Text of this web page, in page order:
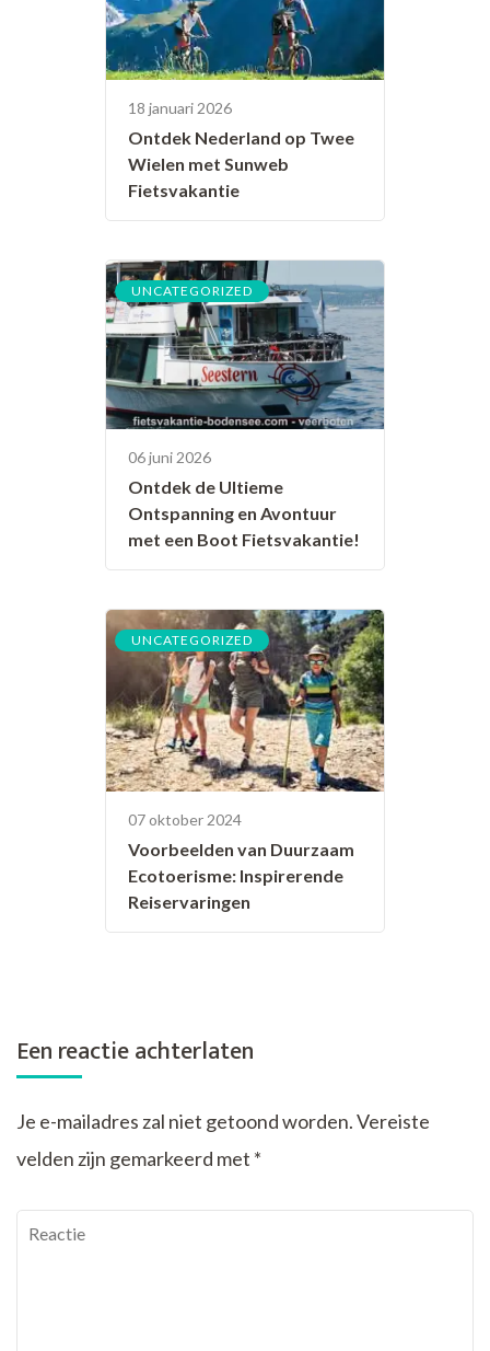
18 januari 2026
Ontdek Nederland op Twee
Wielen met Sunweb
Fietsvakantie
UNCATEGORIZED
06 juni 2026
Ontdek de Ultieme
Ontspanning en Avontuur
met een Boot Fietsvakantie!
UNCATEGORIZED
07 oktober 2024
Voorbeelden van Duurzaam
Ecotoerisme: Inspirerende
Reiservaringen
Een reactie achterlaten
Je e-mailadres zal niet getoond worden.Vereiste
velden zijn gemarkeerd met *
Reactie